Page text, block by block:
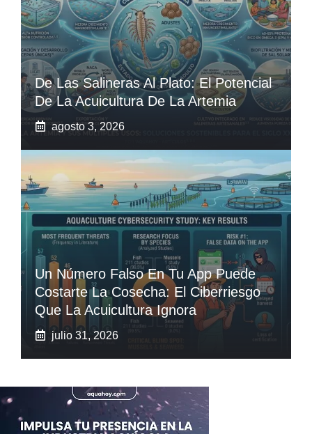
De Las Salineras Al Plato: El Potencial
De La Acuicultura De La Artemia
agosto 3, 2026
Un Número Falso En Tu App Puede
Costarte La Cosecha: El Ciberriesgo
Que La Acuicultura Ignora
julio 31, 2026